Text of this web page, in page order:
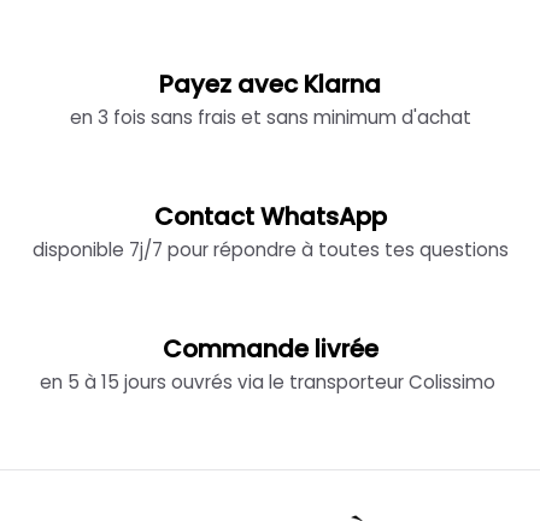
Payez avec Klarna
en 3 fois sans frais et sans minimum d'achat
Contact WhatsApp
disponible 7j/7 pour répondre à toutes tes questions
Commande livrée
en 5 à 15 jours ouvrés via le transporteur Colissimo